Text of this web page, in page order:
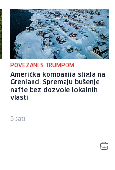
POVEZANI S TRUMPOM
Američka kompanija stigla na
Grenland: Spremaju bušenje
nafte bez dozvole lokalnih
vlasti
5 sati